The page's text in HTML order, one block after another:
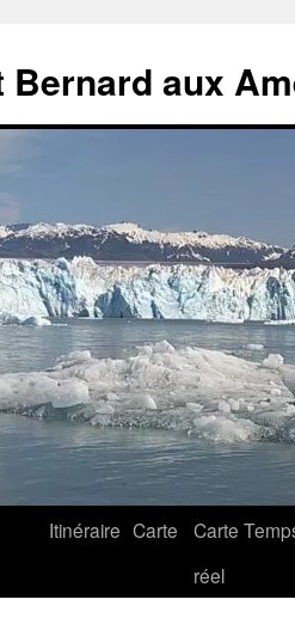
Bernard aux
Itinéraire Carte
Carte
réel